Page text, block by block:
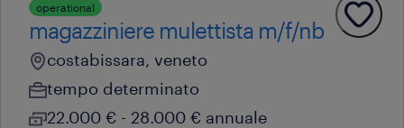
operational
magazziniere mulettista m/f/nb
costabissara, veneto
tempo determinato
22.000 € - 28.000 € annuale